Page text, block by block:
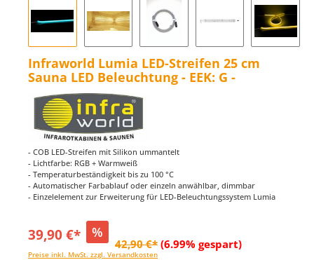
Infraworld Lumia LED-Streifen 25 cm
Sauna LED Beleuchtung - EEK: G -
- COB LED-Streifen mit Silikon ummantelt
- Lichtfarbe: RGB + Warmweiß
- Temperaturbeständigkeit bis zu 100 °C
- Automatischer Farbablauf oder einzeln anwählbar, dimmbar
- Einzelelement zur Erweiterung für LED-Beleuchtungssystem Lumia
39,90 €* %
42,90 €* (6.99% gespart)
Preise inkl. MwSt. zzgl. Versandkosten